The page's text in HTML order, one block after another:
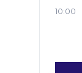
10:00